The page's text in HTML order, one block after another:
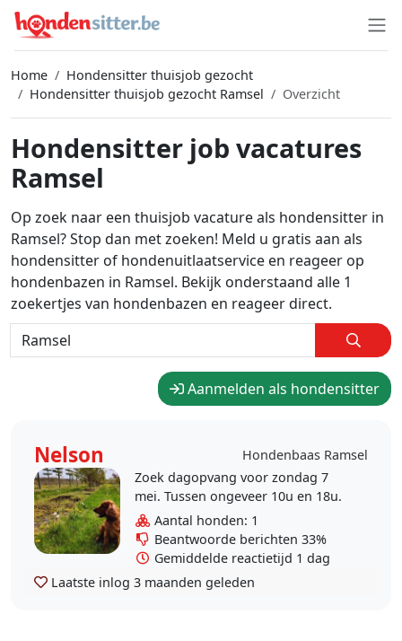
Home
Hondensitter thuisjob gezocht
Hondensitter thuisjob gezocht Ramsel
Overzicht
Hondensitter job vacatures
Ramsel
Op zoek naar een thuisjob vacature als hondensitter in
Ramsel? Stop dan met zoeken! Meld u gratis aan als
hondensitter of hondenuitlaatservice en reageer op
hondenbazen in Ramsel. Bekijk onderstaand alle 1
zoekertjes van hondenbazen en reageer direct.
Aanmelden als hondensitter
Nelson
Hondenbaas Ramsel
Zoek dagopvang voor zondag 7
mei. Tussen ongeveer 10u en 18u.
Aantal honden: 1
Beantwoorde berichten 33%
Gemiddelde reactietijd 1 dag
Laatste inlog 3 maanden geleden